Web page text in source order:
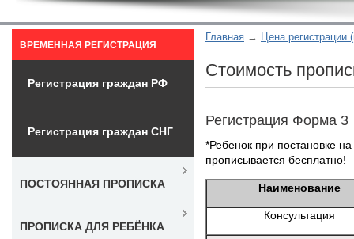
Главная Цена регистрации
Стоимость
Регистрация Форма 3
*Ребенок при постановке
прописывается бесплатно!
Наименование
Консультация
ВРЕМЕННАЯ РЕГИСТРАЦИЯ
Регистрация граждан РФ
Регистрация граждан СНГ
ПОСТОЯННАЯ ПРОПИСКА
ПРОПИСКА ДЛЯ РЕБЁНКА